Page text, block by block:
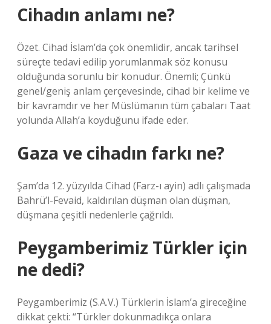
Cihadın anlamı ne?
Özet. Cihad İslam’da çok önemlidir, ancak tarihsel
süreçte tedavi edilip yorumlanmak söz konusu
olduğunda sorunlu bir konudur. Önemli; Çünkü
genel/geniş anlam çerçevesinde, cihad bir kelime ve
bir kavramdır ve her Müslümanın tüm çabaları Taat
yolunda Allah’a koyduğunu ifade eder.
Gaza ve cihadın farkı ne?
Şam’da 12. yüzyılda Cihad (Farz-ı ayin) adlı çalışmada
Bahrü’l-Fevaid, kaldırılan düşman olan düşman,
düşmana çeşitli nedenlerle çağrıldı.
Peygamberimiz Türkler için
ne dedi?
Peygamberimiz (S.A.V.) Türklerin İslam’a gireceğine
dikkat çekti: “Türkler dokunmadıkça onlara